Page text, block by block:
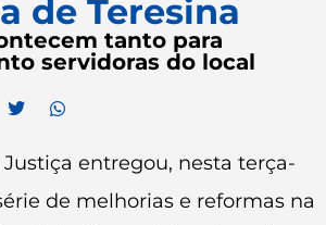
de Teresina
tanto para
servidoras do local
entregou, nesta terça-
de melhorias e reformas na